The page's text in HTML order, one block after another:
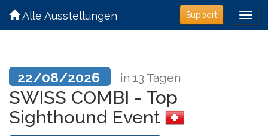
Support
Alle Ausstellungen
22/08/2026 in 13 Tagen
SWISS COMBI - Top
Sighthound Event